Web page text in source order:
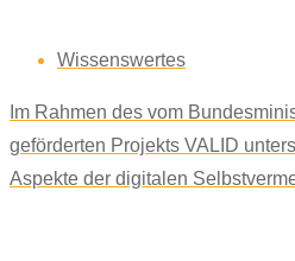
Wissenswertes
Im Rahmen des vom
geförderten Projekts VALID
Aspekte der digitalen